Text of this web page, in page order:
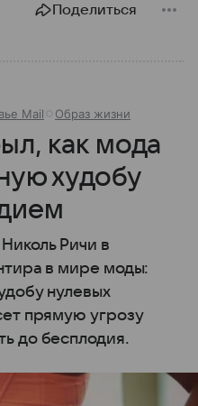
Поделиться
Mail Образ жизни
как мода
худобу
Ричи в
в мире моды:
нулевых
прямую угрозу
до бесплодия.